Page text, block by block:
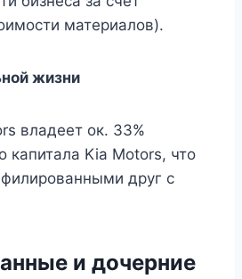
материалов).
жизни
владеет ок. 33%
капитала Kia Motors, что
друг с
и дочерние